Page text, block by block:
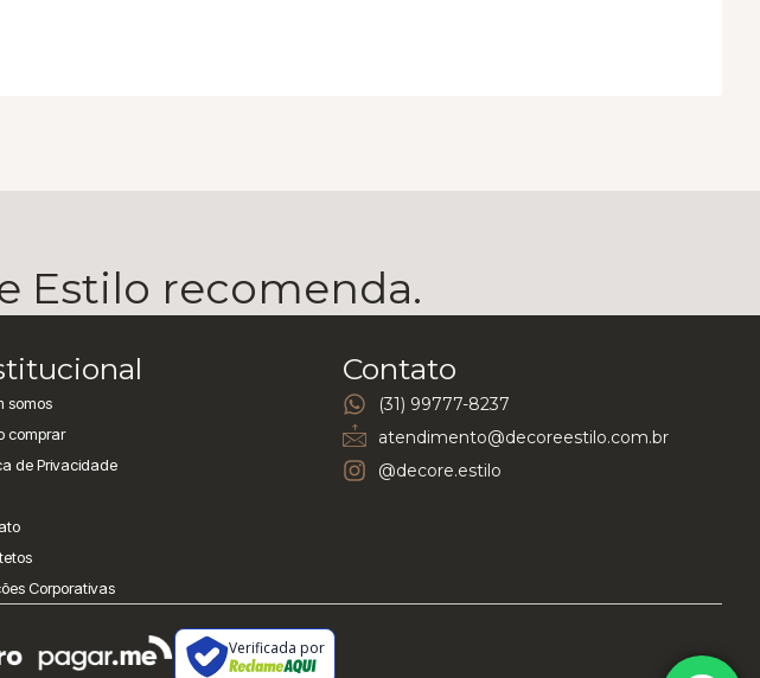
Estilo recomenda.
somos
comprar
de Privacidade
Corporativas
Contato
(31) 99777-8237
atendimento@decoreestilo.com.br
@decore.estilo
Verificada por